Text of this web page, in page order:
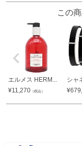
この
エルメス HERM...
¥11,270 （税込）
シャ
¥